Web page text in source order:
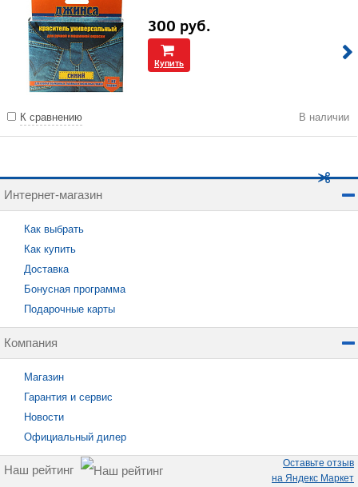
300 руб.
Купить
К сравнению В наличии
Интернет-магазин
Как выбрать
Как купить
Доставка
Бонусная программа
Подарочные карты
Компания
Магазин
Гарантия и сервис
Новости
Официальный дилер
Наш рейтинг
Оставьте отзыв
на Яндекс Маркет